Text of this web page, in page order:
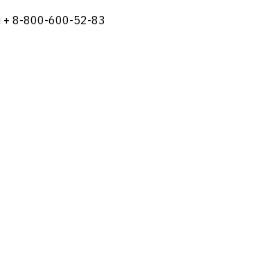
+ 8-800-600-52-83